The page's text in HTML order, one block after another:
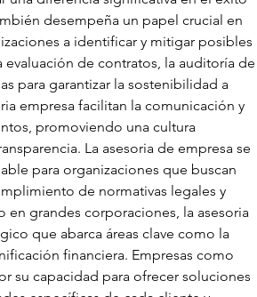
desempeña un papel crucial en
a identificar y mitigar posibles
evaluación de contratos, la auditoría de
para garantizar la sostenibilidad a
empresa facilitan la comunicación y
promoviendo una cultura
La asesoria de empresa se
para organizaciones que buscan
de normativas legales y
en grandes corporaciones, la asesoria
que abarca áreas clave como la
financiera. Empresas como
su capacidad para ofrecer soluciones